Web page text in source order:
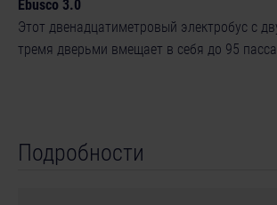
Ebusco 3.0
Этот двенадцатиметровый электробус с
тремя дверьми вмещает в себя до 95
Подробности